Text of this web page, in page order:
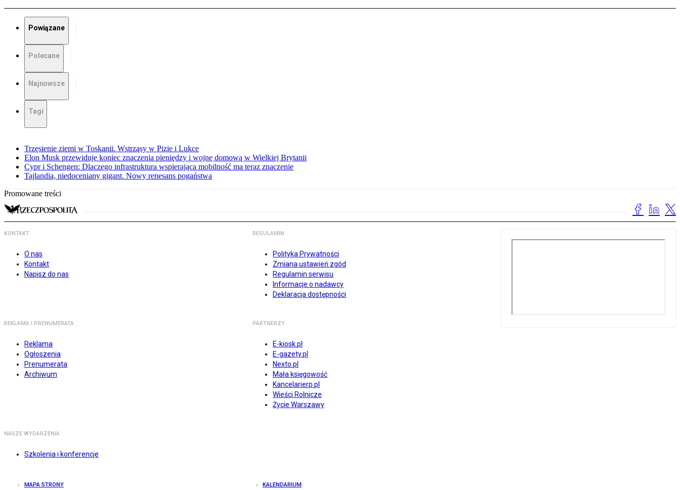
Powiązane
Polecane
Najnowsze
Tagi
Trzęsienie ziemi w Toskanii. Wstrząsy w Pizie i Lukce
Elon Musk przewiduje koniec znaczenia pieniędzy i wojnę domową w Wielkiej Brytanii
Cypr i Schengen: Dlaczego infrastruktura wspierająca mobilność ma teraz znaczenie
Tajlandia, niedoceniany gigant. Nowy renesans pogaństwa
Promowane treści
KONTAKT
O nas
Kontakt
Napisz do nas
REGULAMIN
Polityka Prywatności
Zmiana ustawień zgód
Regulamin serwisu
Informacje o nadawcy
Deklaracja dostępności
REKLAMA I PRENUMERATA
Reklama
Ogłoszenia
Prenumerata
Archiwum
PARTNERZY
E-kiosk.pl
E-gazety.pl
Nexto.pl
Mała księgowość
Kancelarierp.pl
Wieści Rolnicze
Życie Warszawy
NASZE WYDARZENIA
Szkolenia i konferencje
MAPA STRONY KALENDARIUM